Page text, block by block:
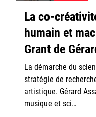
La co-
humain et
Grant de
La démarche du
stratégie de
artistique. Gérard
musique et sci…